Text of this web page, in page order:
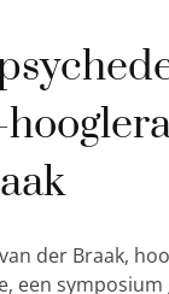
der Braak,
een symposium